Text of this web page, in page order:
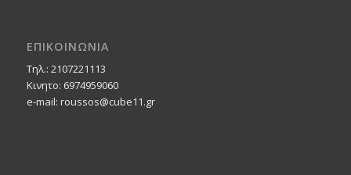
ΕΠΙΚΟΙΝΩΝΙΑ
Τηλ.: 2107221113
Κινητο: 6974959060
e-mail: roussos@cube11.gr